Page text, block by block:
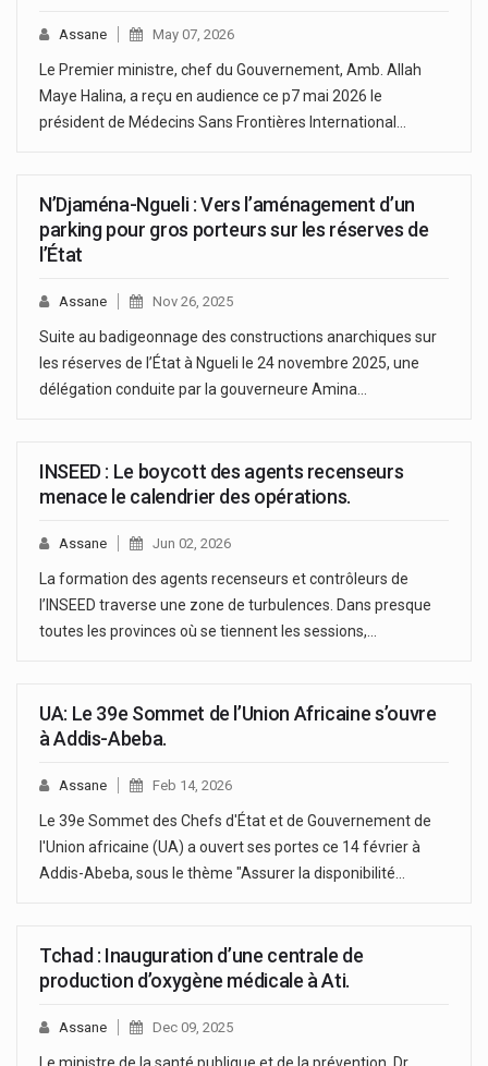
Assane May 07, 2026
Le Premier ministre, chef du Gouvernement, Amb. Allah
Maye Halina, a reçu en audience ce p7 mai 2026 le
président de Médecins Sans Frontières International…
N’Djaména-Ngueli : Vers l’aménagement d’un
parking pour gros porteurs sur les réserves de
l’État
Assane Nov 26, 2025
Suite au badigeonnage des constructions anarchiques sur
les réserves de l’État à Ngueli le 24 novembre 2025, une
délégation conduite par la gouverneure Amina…
INSEED : Le boycott des agents recenseurs
menace le calendrier des opérations.
Assane Jun 02, 2026
La formation des agents recenseurs et contrôleurs de
l’INSEED traverse une zone de turbulences. Dans presque
toutes les provinces où se tiennent les sessions,…
UA: Le 39e Sommet de l’Union Africaine s’ouvre
à Addis-Abeba.
Assane Feb 14, 2026
Le 39e Sommet des Chefs d'État et de Gouvernement de
l'Union africaine (UA) a ouvert ses portes ce 14 février à
Addis-Abeba, sous le thème "Assurer la disponibilité…
Tchad : Inauguration d’une centrale de
production d’oxygène médicale à Ati.
Assane Dec 09, 2025